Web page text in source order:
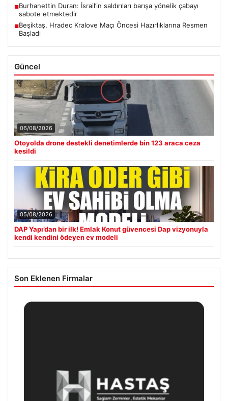
■Burhanettin Duran: İsrail’in saldırıları barışa yönelik çabayı
sabote etmektedir
■Beşiktaş, Hradec Kralove Maçı Öncesi Hazırlıklarına Resmen
Başladı
Güncel
06/08/2026
Otoyolda drone destekli denetimlerde bin 123 araca ceza
kesildi
05/08/2026
DAP Yapı’dan bir ilk! Emlak Konut güvencesi Dap vizyonuyla
kendi kendini ödeyen ev modeli
Son Eklenen Firmalar